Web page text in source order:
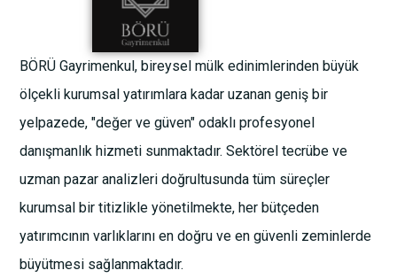
BÖRÜ Gayrimenkul, bireysel mülk edinimlerinden büyük
ölçekli kurumsal yatırımlara kadar uzanan geniş bir
yelpazede, "değer ve güven" odaklı profesyonel
danışmanlık hizmeti sunmaktadır. Sektörel tecrübe ve
uzman pazar analizleri doğrultusunda tüm süreçler
kurumsal bir titizlikle yönetilmekte, her bütçeden
yatırımcının varlıklarını en doğru ve en güvenli zeminlerde
büyütmesi sağlanmaktadır.